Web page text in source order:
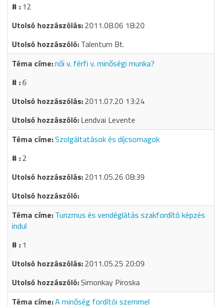
12
2011.08.06 18:20
Talentum Bt.
női v. férfi v. minőségi munka?
6
2011.07.20 13:24
Lendvai Levente
Szolgáltatások és díjcsomagok
2
2011.05.26 08:39
Turizmus és vendéglátás szakfordító képzés
indul
1
2011.05.25 20:09
Simonkay Piroska
A minőség fordítói szemmel